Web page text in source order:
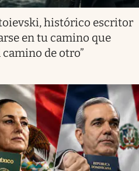
histórico escritor
en tu camino que
de otro”